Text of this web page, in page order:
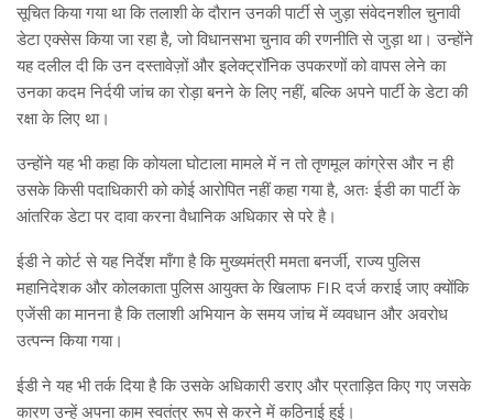
सूचित किया गया था कि तलाशी के दौरान उनकी पार्टी से जुड़ा संवेदनशील चुनावी
डेटा एक्सेस किया जा रहा है, जो विधानसभा चुनाव की रणनीति से जुड़ा था। उन्होंने
यह दलील दी कि उन दस्तावेज़ों और इलेक्ट्रॉनिक उपकरणों को वापस लेने का
उनका कदम निर्दयी जांच का रोड़ा बनने के लिए नहीं, बल्कि अपने पार्टी के डेटा की
रक्षा के लिए था।
उन्होंने यह भी कहा कि कोयला घोटाला मामले में न तो तृणमूल कांग्रेस और न ही
उसके किसी पदाधिकारी को कोई आरोपित नहीं कहा गया है, अतः ईडी का पार्टी के
आंतरिक डेटा पर दावा करना वैधानिक अधिकार से परे है।
ईडी ने कोर्ट से यह निर्देश माँगा है कि मुख्यमंत्री ममता बनर्जी, राज्य पुलिस
महानिदेशक और कोलकाता पुलिस आयुक्त के खिलाफ FIR दर्ज कराई जाए क्योंकि
एजेंसी का मानना है कि तलाशी अभियान के समय जांच में व्यवधान और अवरोध
उत्पन्न किया गया।
ईडी ने यह भी तर्क दिया है कि उसके अधिकारी डराए और प्रताड़ित किए गए जसके
कारण उन्हें अपना काम स्वतंत्र रूप से करने में कठिनाई हुई।